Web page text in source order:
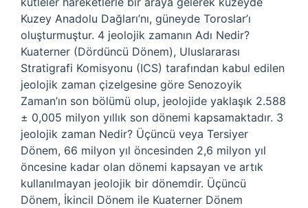
Kuzey Anadolu Dağları’nı, güneyde Toroslar’ı
oluşturmuştur. 4 jeolojik zamanın Adı Nedir?
Kuaterner (Dördüncü Dönem), Uluslararası
Stratigrafi Komisyonu (ICS) tarafından kabul edilen
jeolojik zaman çizelgesine göre Senozoyik
Zaman’ın son bölümü olup, jeolojide yaklaşık 2.588
± 0,005 milyon yıllık son dönemi kapsamaktadır. 3
jeolojik zaman Nedir? Üçüncü veya Tersiyer
Dönem, 66 milyon yıl öncesinden 2,6 milyon yıl
öncesine kadar olan dönemi kapsayan ve artık
kullanılmayan jeolojik bir dönemdir. Üçüncü
Dönem, İkincil Dönem ile Kuaterner Dönem